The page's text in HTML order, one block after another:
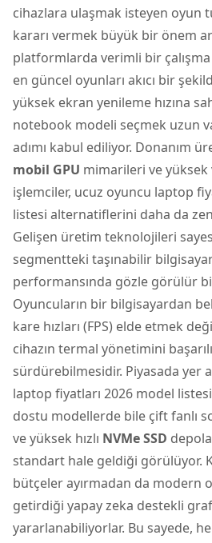
cihazlara ulaşmak isteyen oyun
kararı vermek büyük bir önem
platformlarda verimli bir
en güncel oyunları akıcı bir
yüksek ekran yenileme hızına
notebook modeli seçmek uzun
adımı kabul ediliyor. Donanım
mobil GPU mimarileri ve
işlemciler, ucuz oyuncu laptop
listesi alternatiflerini daha da
Gelişen üretim teknolojileri
segmentteki taşınabilir
performansında gözle görülür
Oyuncuların bir bilgisayardan
kare hızları (FPS) elde etmek
cihazın termal yönetimini
sürdürebilmesidir. Piyasada yer
laptop fiyatları 2026 model
dostu modellerde bile çift fanlı
ve yüksek hızlı NVMe SSD
standart hale geldiği görülüyor.
bütçeler ayırmadan da modern
getirdiği yapay zeka destekli
yararlanabiliyorlar. Bu sayede,